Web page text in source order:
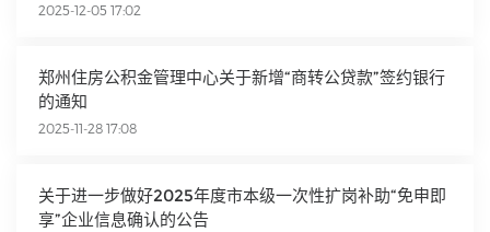
2025-12-05 17:02
郑州住房公积金管理中心关于新增“商转公贷款”签约银行
的通知
2025-11-28 17:08
关于进一步做好2025年度市本级一次性扩岗补助“免申即
享”企业信息确认的公告